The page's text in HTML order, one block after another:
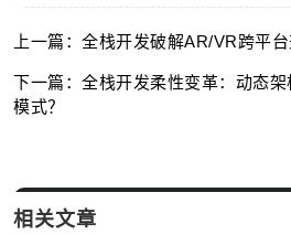
上一篇：全栈开发破解AR/VR跨平
下一篇：全栈开发柔性变革：动态
模式？
相关文章